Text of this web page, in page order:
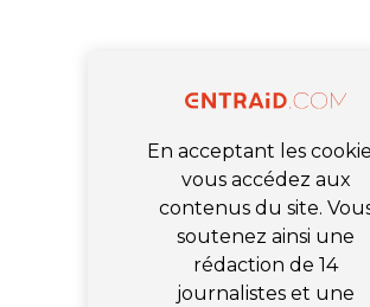
En acceptant les
vous accédez aux
contenus du site.
soutenez ainsi une
rédaction de 14
journalistes et une